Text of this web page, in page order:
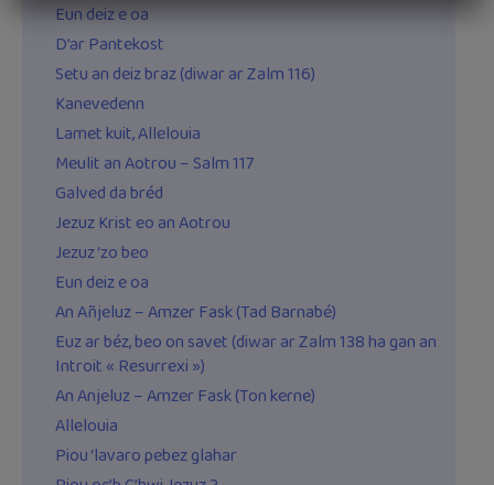
Eun deiz e oa
D’ar Pantekost
Setu an deiz braz (diwar ar Zalm 116)
Kanevedenn
Lamet kuit, Allelouia
Meulit an Aotrou – Salm 117
Galved da bréd
Jezuz Krist eo an Aotrou
Jezuz ‘zo beo
Eun deiz e oa
An Añjeluz – Amzer Fask (Tad Barnabé)
Euz ar béz, beo on savet (diwar ar Zalm 138 ha gan an
Introit « Resurrexi »)
An Anjeluz – Amzer Fask (Ton kerne)
Allelouia
Piou ‘lavaro pebez glahar